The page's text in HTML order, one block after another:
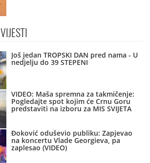
VIJESTI
Još jedan TROPSKI DAN pred nama - U
nedjelju do 39 STEPENI
VIDEO: Maša spremna za takmičenje:
Pogledajte spot kojim će Crnu Goru
predstaviti na izboru za MIS SVIJETA
Đoković oduševio publiku: Zapjevao
na koncertu Vlade Georgieva, pa
zaplesao (VIDEO)